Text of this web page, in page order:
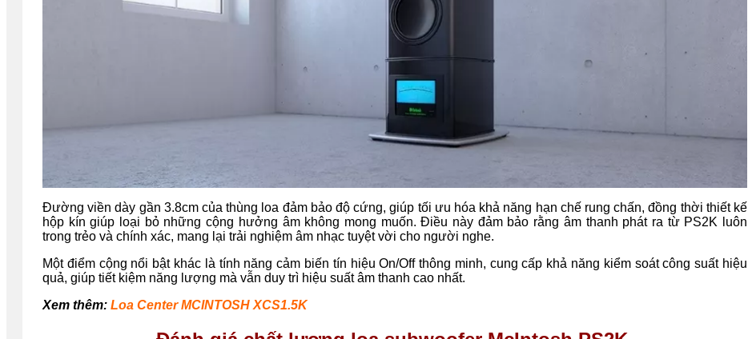
Đường viền dày gần 3.8cm của thùng loa đảm bảo độ cứng, giúp tối ưu hóa khả năng hạn chế rung chấn, đồng thời thiết kế
hộp kín giúp loại bỏ những cộng hưởng âm không mong muốn. Điều này đảm bảo rằng âm thanh phát ra từ PS2K luôn
trong trẻo và chính xác, mang lại trải nghiệm âm nhạc tuyệt vời cho người nghe.
Một điểm cộng nổi bật khác là tính năng cảm biến tín hiệu On/Off thông minh, cung cấp khả năng kiểm soát công suất hiệu
quả, giúp tiết kiệm năng lượng mà vẫn duy trì hiệu suất âm thanh cao nhất.
Xem thêm: Loa Center MCINTOSH XCS1.5K